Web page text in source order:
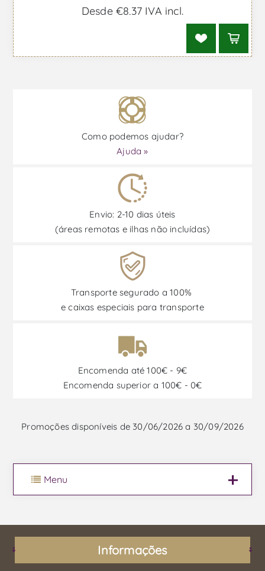
Desde €8,37 IVA incl.
Como podemos ajudar?
Ajuda »
Envio: 2-10 dias úteis
(áreas remotas e ilhas não incluídas)
Transporte segurado a 100%
e caixas especiais para transporte
Encomenda até 100€ - 9€
Encomenda superior a 100€ - 0€
Promoções disponíveis de 30/06/2026 a 30/09/2026
Menu
Informações